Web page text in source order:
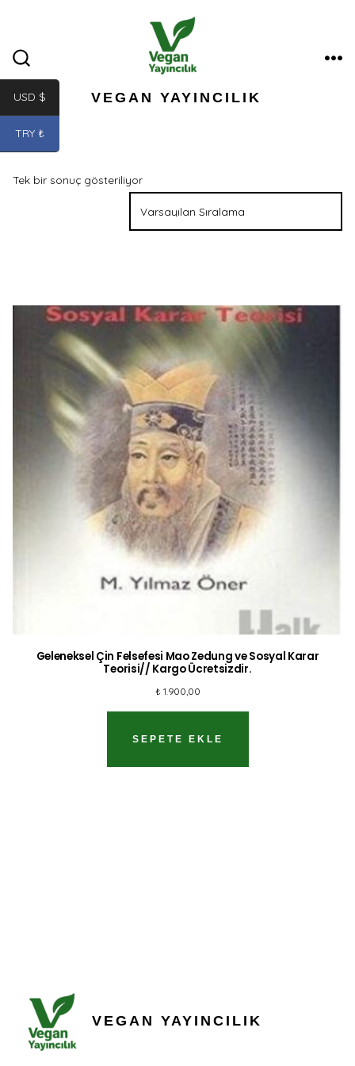
ÇUBUĞUNU
GÖSTER/GIZLEVEGAN YAYINCILIK
Tek bir sonuç gösteriliyor
Geleneksel Çin Felsefesi Mao Zedung ve Sosyal Karar
Teorisi// Kargo Ücretsizdir.
₺ 1.900,00
SEPETE EKLE
VEGAN YAYINCILIK
USD $
TRY ₺